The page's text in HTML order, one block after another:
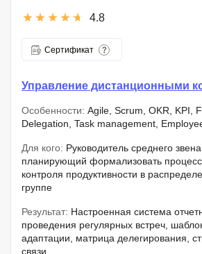
4.8
Сертификат
Управление дистанционными
Особенности: Agile, Scrum, OKR, KPI,
Delegation, Task management,
Для кого: Руководитель среднего
планирующий формализовать
контроля продуктивности в
группе
Результат: Настроенная система
проведения регулярных встреч,
адаптации, матрица делегирования,
связи